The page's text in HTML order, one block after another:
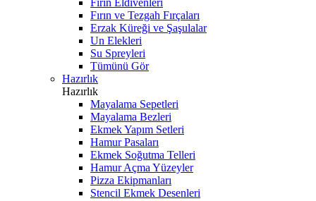
Fırın Eldivenleri
Fırın ve Tezgah Fırçaları
Erzak Küreği ve Şaşulalar
Un Elekleri
Su Spreyleri
Tümünü Gör
Hazırlık
Hazırlık
Mayalama Sepetleri
Mayalama Bezleri
Ekmek Yapım Setleri
Hamur Pasaları
Ekmek Soğutma Telleri
Hamur Açma Yüzeyler
Pizza Ekipmanları
Stencil Ekmek Desenleri